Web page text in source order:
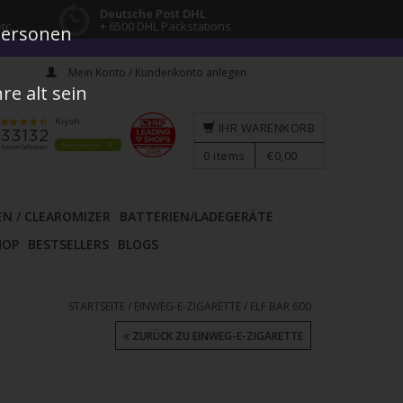
Deutsche Post DHL
+ 6500 DHL Packstations
Mein Konto / Kundenkonto anlegen
/ CLEAROMIZER
BATTERIEN/LADEGERÄTE
BESTSELLERS BLOGS
IHR WARENKORB
0 items €0,00
STARTSEITE / EINWEG-E-ZIGARETTE / ELF BAR 600
ZURÜCK ZU EINWEG-E-ZIGARETTE
alt sein